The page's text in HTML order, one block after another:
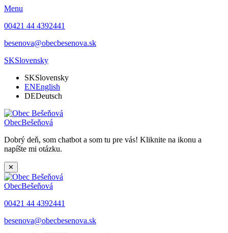
Menu
00421 44 4392441
besenova@obecbesenova.sk
SKSlovensky
SKSlovensky
ENEnglish
DEDeutsch
ObecBešeňová
Dobrý deň, som chatbot a som tu pre vás! Kliknite na ikonu a
napíšte mi otázku.
✕
ObecBešeňová
00421 44 4392441
besenova@obecbesenova.sk